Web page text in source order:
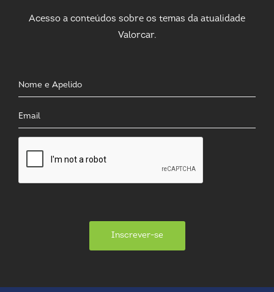
Acesso a conteúdos sobre os temas da atualidade
Valorcar.
Inscrever-se